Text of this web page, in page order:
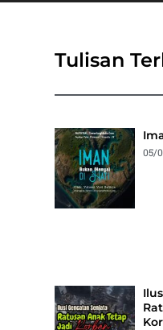
Tulisan
05/